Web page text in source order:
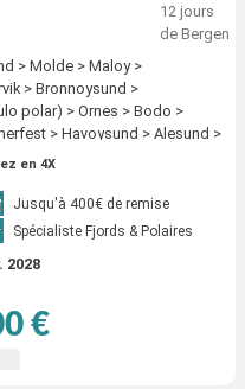
12 jours
de Bergen
> Molde > Maloy >
> Bronnoysund >
polar) > Ornes > Bodo >
> Havoysund > Alesund >
> Stokmarknes >
> Tromso > Skjervoy > Molde
Oksfjord > Hammerfest >
Mehamn > Berlevag >
> Havoysund >
> Batsfjord > Vardo > Vadso
> Harstad > Risoyhamn >
> Mehamn > Kjollefjord >
> Oksfjord > Skjervoy >
en 4X
Jusqu'à 400€ de remise
Spécialiste Fjords & Polaires
2028
€